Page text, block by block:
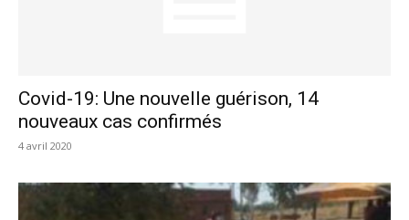
Covid-19: Une nouvelle guérison, 14
nouveaux cas confirmés
4 avril 2020